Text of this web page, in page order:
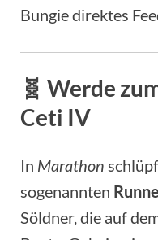
Bungie direktes
🧬 Werde
Ceti IV
In Marathon
sogenannten
Söldner, die auf